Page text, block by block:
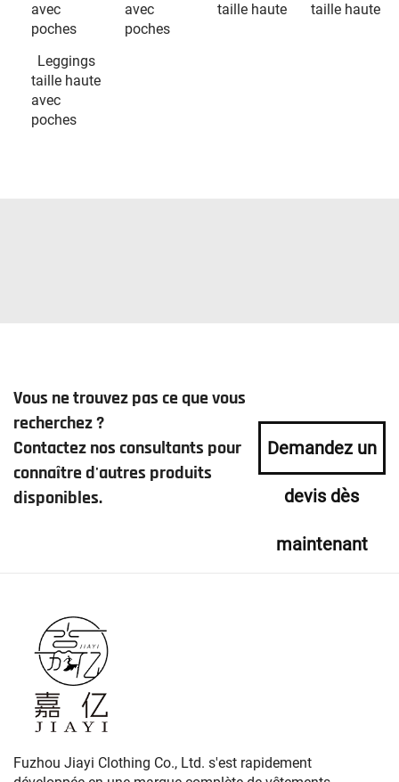
avec
poches
avec
poches
taille haute
taille haute
Leggings
taille haute
avec
poches
Vous ne trouvez pas ce que vous
recherchez ?
Contactez nos consultants pour
connaître d'autres produits
disponibles.
Demandez un
devis dès
maintenant
Fuzhou Jiayi Clothing Co., Ltd. s'est rapidement